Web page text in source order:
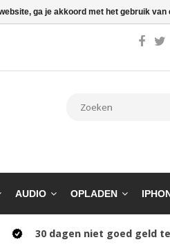
AUDIO OPLADEN
30 dagen niet goed geld
ga je akkoord met het gebruik